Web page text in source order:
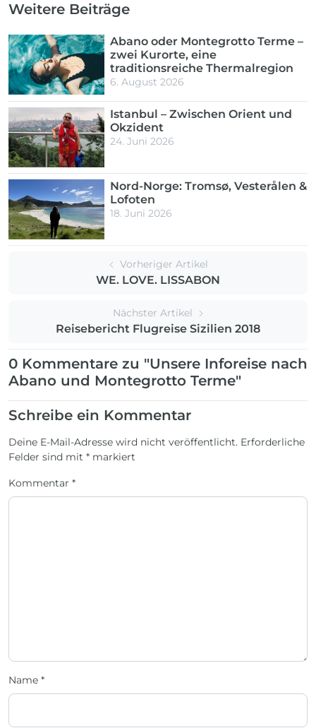
Weitere Beiträge
Abano oder Montegrotto Terme –
zwei Kurorte, eine
traditionsreiche Thermalregion
6. August 2026
Istanbul – Zwischen Orient und
Okzident
24. Juni 2026
Nord-Norge: Tromsø, Vesterålen &
Lofoten
18. Juni 2026
Vorheriger Artikel
WE. LOVE. LISSABON
Nächster Artikel
Reisebericht Flugreise Sizilien 2018
0 Kommentare zu "Unsere Inforeise nach
Abano und Montegrotto Terme"
Schreibe ein Kommentar
Deine E-Mail-Adresse wird nicht veröffentlicht. Erforderliche
Felder sind mit * markiert
Kommentar *
Name *